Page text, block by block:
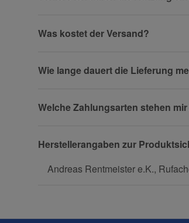
Frage zum Artikel
Was kostet der Versand?
Wie lange dauert die Lieferung
Welche Zahlungsarten stehen
Herstellerangaben zur
Andreas Rentmeister e.K.,